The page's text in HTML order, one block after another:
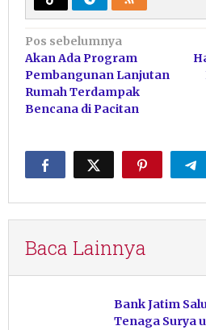
Navigasi
pos
Pos sebelumnya
Akan Ada Program
Pembangunan Lanjutan
Rumah Terdampak
Bencana di Pacitan
Baca Lainnya
Bank Jatim
Tenaga Surya